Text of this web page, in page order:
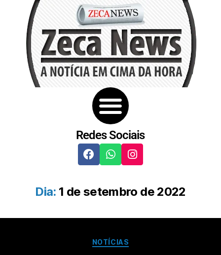
Redes Sociais
Dia: 1 de setembro de 2022
NOTÍCIAS